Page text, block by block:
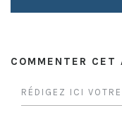
COMMENTER CET